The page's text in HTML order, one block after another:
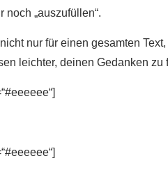
noch „auszufüllen“.
nur für einen gesamten
leichter, deinen Gedanken zu